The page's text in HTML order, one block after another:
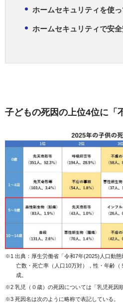
ホームセキュリティを使
ホームセキュリティで安
子どもの死因の上位4位に「
※1 出典：厚生労働省「令和7年(2025)人口動
亡数・死亡率（人口10万対），性・年齢
成。
※2 乳児（０歳）の死因については「乳児死因
※3 死因名は次のように略称で表記している。